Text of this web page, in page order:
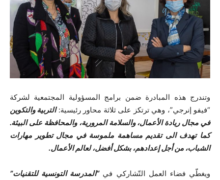
وتندرج هذه المبادرة ضمن برامج المسؤولية المجتمعية لشركة
“فيفو إنرجي”، وهي ترتكز على ثلاثة محاور رئيسية:التربية والتكوين
في مجال ريادة الأعمال، والسلامة المرورية، والمحافظة على البيئة.
كما تهدف الى تقديم مساهمة ملموسة في مجال تطوير مهارات
الشباب، من أجل إعدادهم، بشكل أفضل، لعالم الأعمال.
ويغطّي فضاء العمل التّشاركي في“المدرسة التونسية للتقنيات”